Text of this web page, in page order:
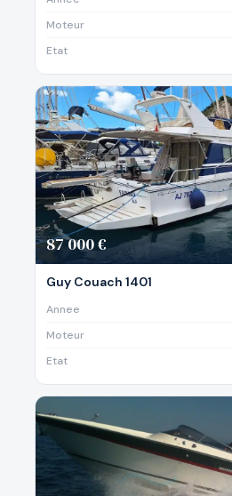
Moteur
Etat
87 000 €
Guy Couach 1401
Annee
Moteur
Etat